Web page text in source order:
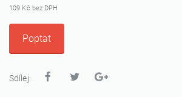
109 Kč bez DPH
Poptat
Sdílej: